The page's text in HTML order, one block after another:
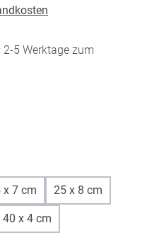
2-5 Werktage zum
verfügbar.)
x 7 cm 25 x 8 cm
40 x 4 cm